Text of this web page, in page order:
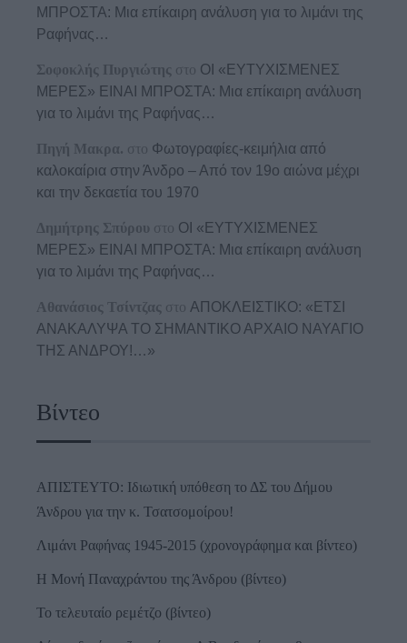
ΜΠΡΟΣΤΑ: Μια επίκαιρη ανάλυση για το λιμάνι της
Ραφήνας…
Σοφοκλής Πυργιώτης στο ΟΙ «ΕΥΤΥΧΙΣΜΕΝΕΣ
ΜΕΡΕΣ» ΕΙΝΑΙ ΜΠΡΟΣΤΑ: Μια επίκαιρη ανάλυση
για το λιμάνι της Ραφήνας…
Πηγή Μακρα. στο Φωτογραφίες-κειμήλια από
καλοκαίρια στην Άνδρο – Από τον 19ο αιώνα μέχρι
και την δεκαετία του 1970
Δημήτρης Σπύρου στο ΟΙ «ΕΥΤΥΧΙΣΜΕΝΕΣ
ΜΕΡΕΣ» ΕΙΝΑΙ ΜΠΡΟΣΤΑ: Μια επίκαιρη ανάλυση
για το λιμάνι της Ραφήνας…
Αθανάσιος Τσίντζας στο ΑΠΟΚΛΕΙΣΤΙΚΟ: «ΕΤΣΙ
ΑΝΑΚΑΛΥΨΑ ΤΟ ΣΗΜΑΝΤΙΚΟ ΑΡΧΑΙΟ ΝΑΥΑΓΙΟ
ΤΗΣ ΑΝΔΡΟΥ!…»
Βίντεο
ΑΠΙΣΤΕΥΤΟ: Ιδιωτική υπόθεση το ΔΣ του Δήμου
Άνδρου για την κ. Τσατσομοίρου!
Λιμάνι Ραφήνας 1945-2015 (χρονογράφημα και βίντεο)
Η Μονή Παναχράντου της Άνδρου (βίντεο)
Το τελευταίο ρεμέτζο (βίντεο)